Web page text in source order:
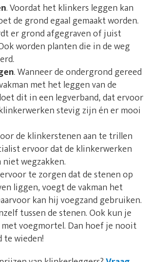
. Voordat het klinkers leggen kan
de grond egaal gemaakt worden.
er grond afgegraven of juist
worden planten die in de weg
. Wanneer de ondergrond gereed
met het leggen van de
dit in een legverband, dat ervoor
stevig zijn én er mooi
de klinkerstenen aan te trillen
ervoor dat de klinkerwerken
wegzakken.
te zorgen dat de stenen op
liggen, voegt de vakman het
kan hij voegzand gebruiken.
tussen de stenen. Ook kun je
voegmortel. Dan hoef je nooit
wieden!